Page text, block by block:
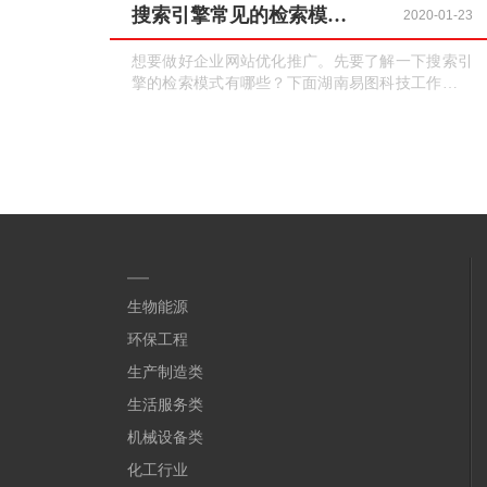
搜索引擎常见的检索模式有哪些？ 2020-01-23
想要做好企业网站优化推广。先要了解一下搜索引
擎的检索模式有哪些？下面湖南易图科技工作人员
生物能源
环保工程
生产制造类
生活服务类
机械设备类
化工行业